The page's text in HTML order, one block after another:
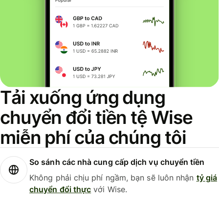
Tải xuống ứng dụng
chuyển đổi tiền tệ Wise
miễn phí của chúng tôi
So sánh các nhà cung cấp dịch vụ chuyển tiền
Không phải chịu phí ngầm, bạn sẽ luôn nhận tỷ giá
chuyển đổi thực với Wise.